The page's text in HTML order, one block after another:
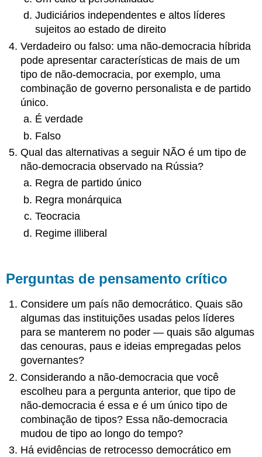
Judiciários independentes e altos líderes
sujeitos ao estado de direito
Verdadeiro ou falso: uma não-democracia híbrida
pode apresentar características de mais de um
tipo de não-democracia, por exemplo, uma
combinação de governo personalista e de partido
único.
É verdade
Falso
Qual das alternativas a seguir NÃO é um tipo de
não-democracia observado na Rússia?
Regra de partido único
Regra monárquica
Teocracia
Regime illiberal
Perguntas de pensamento crítico
Considere um país não democrático. Quais são
algumas das instituições usadas pelos líderes
para se manterem no poder — quais são algumas
das cenouras, paus e ideias empregadas pelos
governantes?
Considerando a não-democracia que você
escolheu para a pergunta anterior, que tipo de
não-democracia é essa e é um único tipo de
combinação de tipos? Essa não-democracia
mudou de tipo ao longo do tempo?
Há evidências de retrocesso democrático em